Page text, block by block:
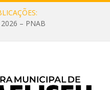
– PNAB